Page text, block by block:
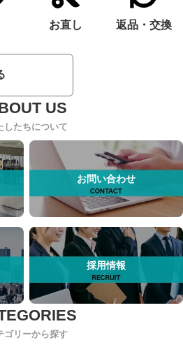
お直し 返品・交換
したちについて
お問い合わせ
採用情報
ゴリーから探す